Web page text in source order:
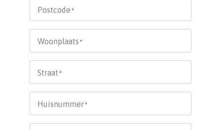
Postcode *
Woonplaats *
Straat *
Huisnummer*